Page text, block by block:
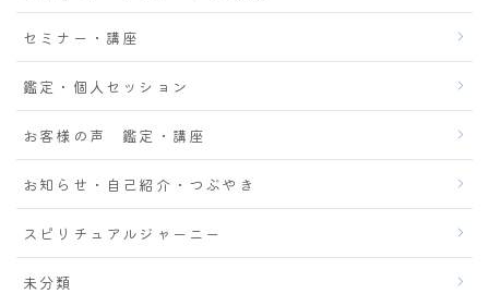
セミナー・講座
鑑定・個人セッション
お客様の声 鑑定・講座
お知らせ・自己紹介・つぶやき
スピリチュアルジャーニー
未分類